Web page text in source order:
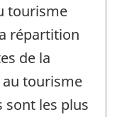
tourisme
répartition
de la
tourisme
sont les plus